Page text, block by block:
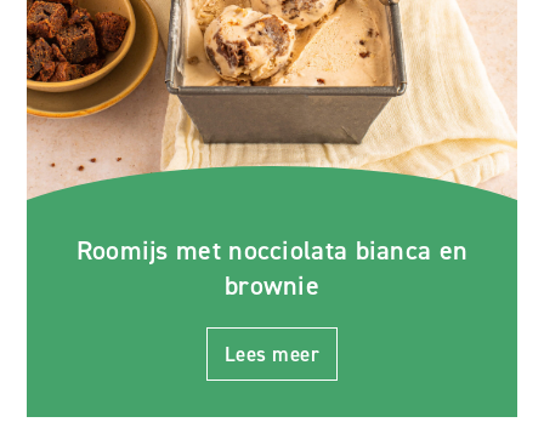
Roomijs met nocciolata bianca en
brownie
Lees meer